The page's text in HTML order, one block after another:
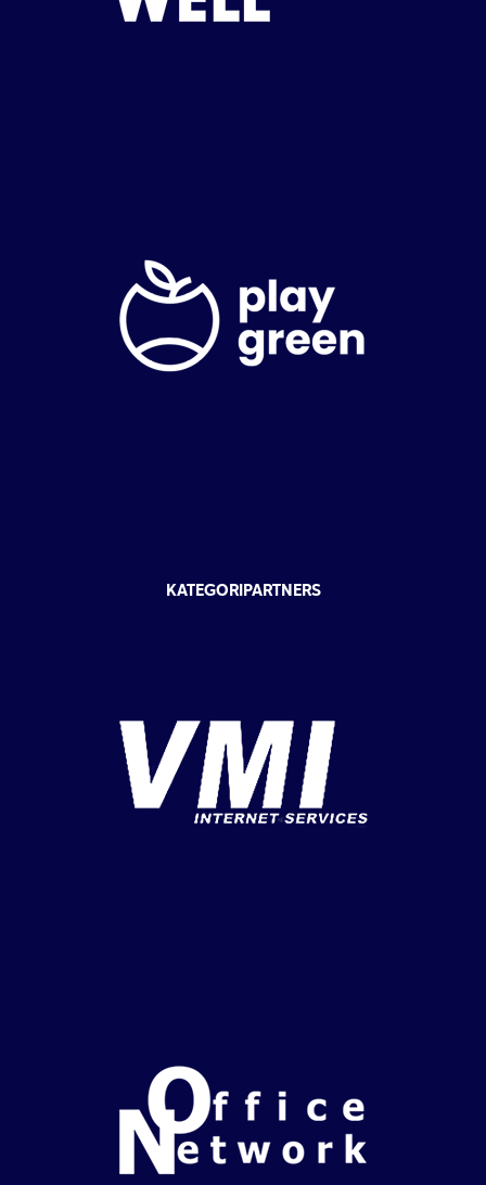
KATEGORIPARTNERS